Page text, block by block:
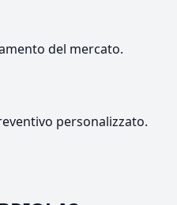
del mercato.
personalizzato.